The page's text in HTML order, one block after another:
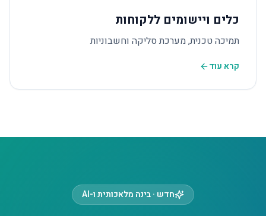
כלים ויישומים ללקוחות
תמיכה טכנית, מערכת סליקה וחשבוניות
קרא עוד
חדש · בינה מלאכותית ו-AI